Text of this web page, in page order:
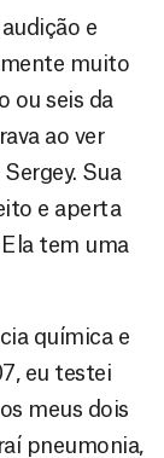
e
muito
ou seis da
ao ver
Sua
e aperta
tem uma
química e
eu testei
meus dois
pneumonia,